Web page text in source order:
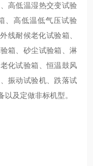
高低温湿热交变试验
、高低温低气压试验
线耐候老化试验箱、
箱、砂尘试验箱、淋
化试验箱、恒温鼓风
振动试验机、跌落试
及定做非标机型。